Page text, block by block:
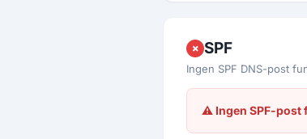
✗ SPF
Ingen SPF DNS-post
⚠ Ingen SPF-post